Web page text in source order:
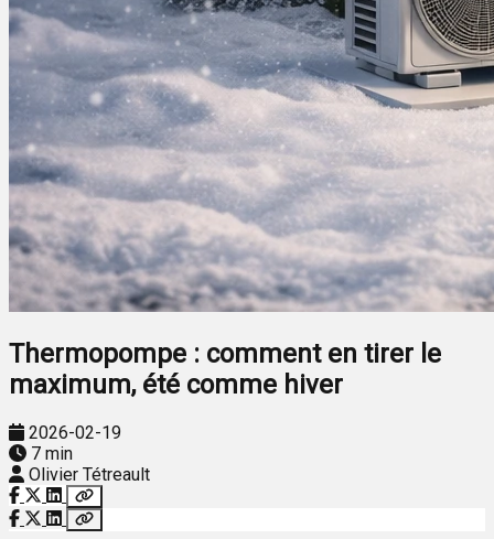
Thermopompe : comment en tirer le
maximum, été comme hiver
2026-02-19
7 min
Olivier Tétreault